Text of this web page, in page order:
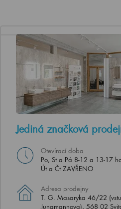
Jediná značková
Otevírací doba
Po, St a Pá 8-12 a 13-17
Út a Čt ZAVŘENO
Adresa prodejny
T. G. Masaryka 46/22
Jungmannova), 568 02